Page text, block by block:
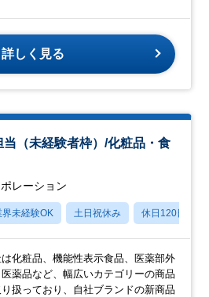
詳しく見る
当（未経験者枠）/化粧品・食
レーション
界未経験OK 土日祝休み 休日120日以上
は化粧品、機能性表示食品、医薬部外
薬品など、幅広いカテゴリーの商品
り扱っており、自社ブランドの新商品